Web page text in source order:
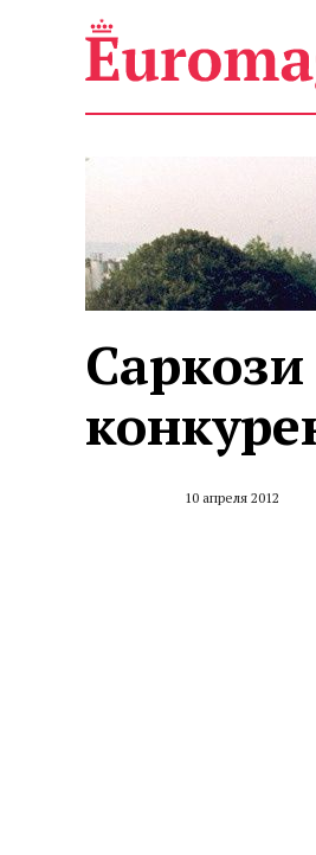
10 апреля 2012